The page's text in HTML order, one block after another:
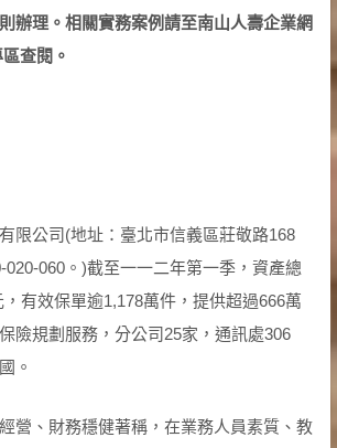
辦理。相關實務案例請至南山人壽企業網
查閱。
限公司(地址：臺北市信義區莊敬路168
020-060。)截至一一二年第一季，資產總
有效保單逾1,178萬件，提供超過666萬
險規劃服務，分公司25家，通訊處306
。
營、財務穩健著稱，在業務人員素質、教